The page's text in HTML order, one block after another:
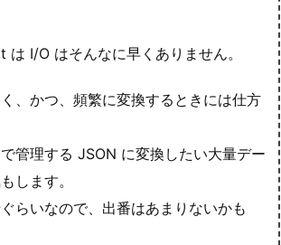
I/O はそんなに早くありません。
、かつ、頻繁に変換するときには仕方
管理する JSON に変換したい大量デー
します。
ぐらいなので、出番はあまりないかも